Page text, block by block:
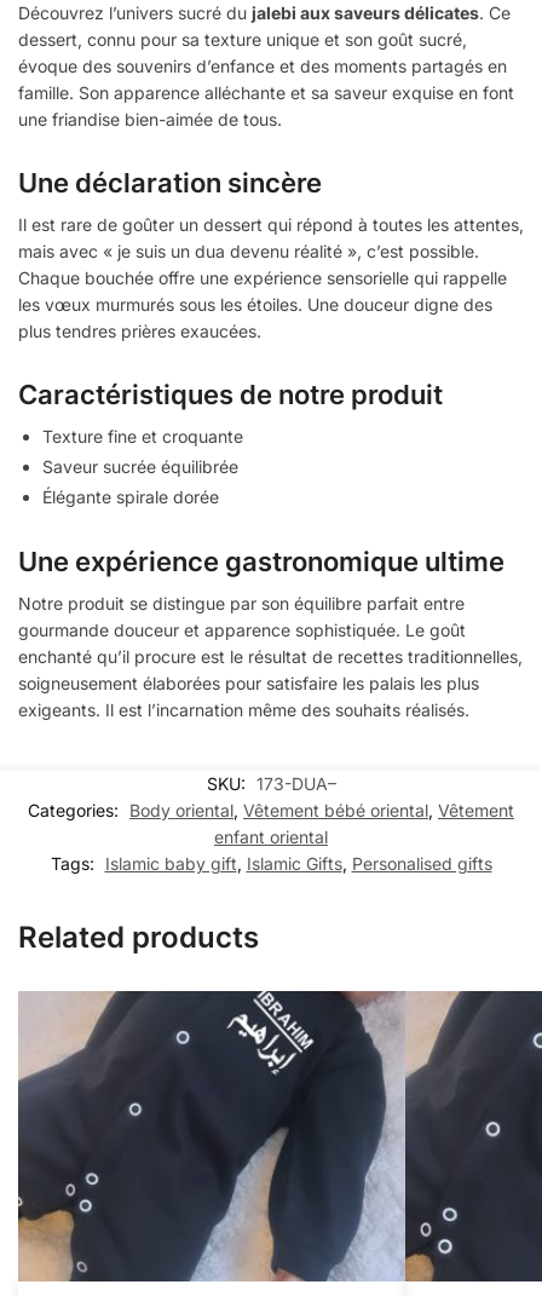
Découvrez l’univers sucré du jalebi aux saveurs délicates. Ce
dessert, connu pour sa texture unique et son goût sucré,
évoque des souvenirs d’enfance et des moments partagés en
famille. Son apparence alléchante et sa saveur exquise en font
une friandise bien-aimée de tous.
Une déclaration sincère
Il est rare de goûter un dessert qui répond à toutes les attentes,
mais avec « je suis un dua devenu réalité », c’est possible.
Chaque bouchée offre une expérience sensorielle qui rappelle
les vœux murmurés sous les étoiles. Une douceur digne des
plus tendres prières exaucées.
Caractéristiques de notre produit
Texture fine et croquante
Saveur sucrée équilibrée
Élégante spirale dorée
Une expérience gastronomique ultime
Notre produit se distingue par son équilibre parfait entre
gourmande douceur et apparence sophistiquée. Le goût
enchanté qu’il procure est le résultat de recettes traditionnelles,
soigneusement élaborées pour satisfaire les palais les plus
exigeants. Il est l’incarnation même des souhaits réalisés.
SKU: 173-DUA–
Categories:
Body oriental, Vêtement bébé oriental, Vêtement
enfant oriental
Tags:
Islamic baby gift, Islamic Gifts, Personalised gifts
Related products